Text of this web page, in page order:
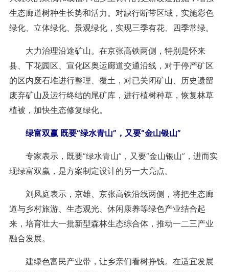
生态廊道树种生长势和活力。对缺行断带区域，实施彩色
绿化、立体绿化、景观绿化，实现三季有花、四季常绿。
大力治理沿途矿山。在京张高铁两侧，特别是怀来
县、下花园区、宣化区奥运廊道交通沿线，对于停产矿区
的区内废石堆进行整理、覆土，对已关闭矿山、历史遗留
废弃矿山及运行终结的尾矿库，进行植树种草，恢复林草
植被，加快生态修复绿化。
绿富双赢 既要“绿水青山”，又要“金山银山”
专家表示，既要“绿水青山”，又要“金山银山”，进而实
现绿富双赢，是方案制定设计的另一大亮点。
刘凤庭表示，京雄、京张高铁沿线两侧，将把生态廊
道与乡村旅游、生态观光、休闲康养等绿色产业结合起
来，培育壮大一批新型森林生态综合体，推动一二三产业
融合发展。
建绿色富民产业带，让乡亲们看树挣钱。在适宜发展